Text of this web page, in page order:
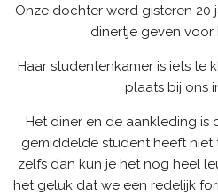
Onze dochter werd gisteren 20
dinertje geven voor
Haar studentenkamer is iets te
plaats bij ons
Het diner en de aankleding is
gemiddelde student heeft niet
zelfs dan kun je het nog heel
het geluk dat we een redelijk